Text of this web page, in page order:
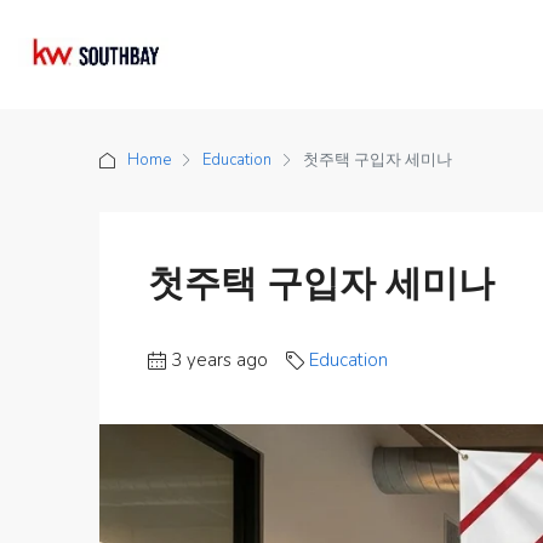
Home Education 첫주택 구입자 세미나
첫주택 구입자 세미나
3 years ago Education